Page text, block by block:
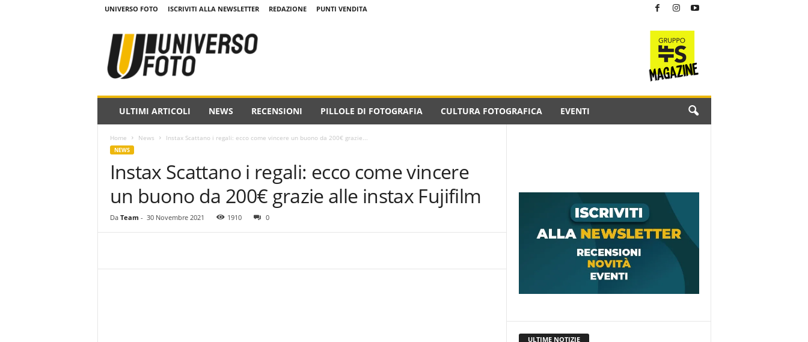
UNIVERSO FOTO ISCRIVITI ALLA NEWSLETTER REDAZIONE PUNTI VENDITA
.
ULTIMI ARTICOLI NEWS RECENSIONI PILLOLE DI FOTOGRAFIA CULTURA FOTOGRAFICA EVENTI
Home News Instax Scattano i regali: ecco come vincere un buono da 200€ grazie...
NEWS
Instax Scattano i regali: ecco come vincere
un buono da 200€ grazie alle instax Fujifilm
Da Team - 30 Novembre 2021 1910 0
ULTIME NOTIZIE